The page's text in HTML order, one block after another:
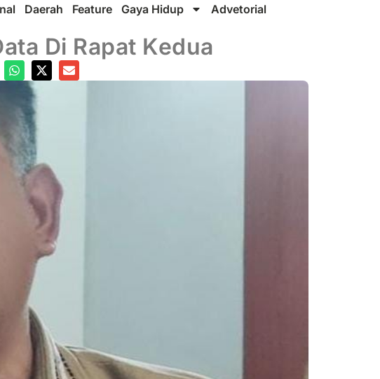
Daerah Feature Gaya Hidup Advetorial
Di Rapat Kedua